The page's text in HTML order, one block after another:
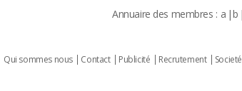
Annuaire des membres : a b
Qui sommes nous Contact Publicité Recrutement Societé